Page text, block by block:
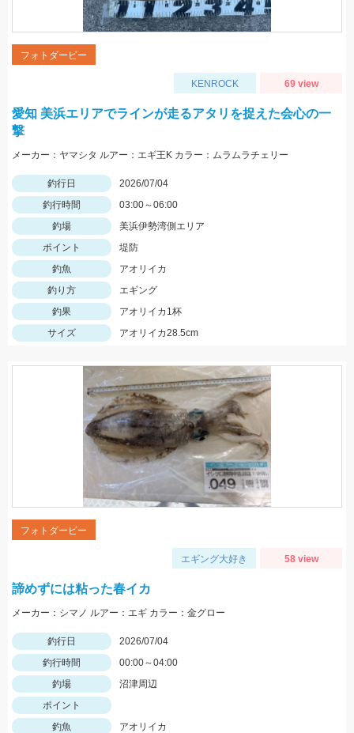
フォトダービー
KENROCK 69 view
愛知 美浜エリアでラインが走るアタリを捉えた会心の一
撃
メーカー：ヤマシタ ルアー：エギ王K カラー：ムラムラチェリー
釣行日
2026/07/04
釣行時間
03:00～06:00
釣場
美浜伊勢湾側エリア
ポイント
堤防
釣魚
アオリイカ
釣り方
エギング
釣果
アオリイカ1杯
サイズ
アオリイカ28.5cm
フォトダービー
エギング大好き 58 view
諦めずには粘った春イカ
メーカー：シマノ ルアー：エギ カラー：金グロー
釣行日
2026/07/04
釣行時間
00:00～04:00
釣場
沼津周辺
ポイント
釣魚
アオリイカ